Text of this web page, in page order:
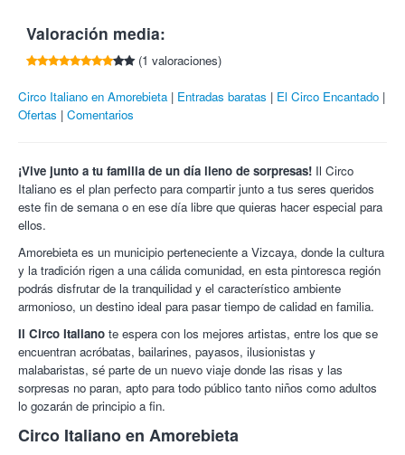
* Debut: 20 de mayo. Resto de funciones: 21 y 22 de mayo.
* El día del debut, a las 18:30h, habrá una exhibición del
Hombre Bala gratuita para todo el mundo en el exterior de la
* Carpa climatizada.
Il Circo Italiano.Una auténtica fiesta escénica, una explosión
de colores y de sombras, donde los payasos Paute y su
inseparable compañero Capitano presentarán cada una de las
artistas llenos de energía.
Este cupón no admite cambios, cancelaciones o
devoluciones, salvo anulación o modificación del
espectáculo.
Valoración media:
(1 valoraciones)
Circo Italiano en Amorebieta Entradas baratas
El Circo Encantado
Ofertas
Comentarios
¡Vive junto a tu familia de un día lleno de sorpresas! Il Circo
Italiano es el plan perfecto para compartir junto a tus seres queridos
este fin de semana o en ese día libre que quieras hacer especial para
ellos.
Amorebieta es un municipio perteneciente a Vizcaya, donde la cultura
y la tradición rigen a una cálida comunidad, en esta pintoresca región
podrás disfrutar de la tranquilidad y el característico ambiente
armonioso, un destino ideal para pasar tiempo de calidad en familia.
Il Circo Italiano te espera con los mejores artistas, entre los que se
encuentran acróbatas, bailarines, payasos, ilusionistas y
malabaristas, sé parte de un nuevo viaje donde las risas y las
sorpresas no paran, apto para todo público tanto niños como adultos
lo gozarán de principio a fin.
Circo Italiano en Amorebieta